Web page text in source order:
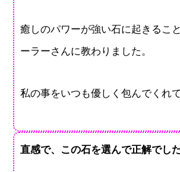
癒しのパワーが強い石に起きるこ
ーラーさんに教わりました。
私の事をいつも優しく包んでくれて
直感で、この石を選んで正解でした